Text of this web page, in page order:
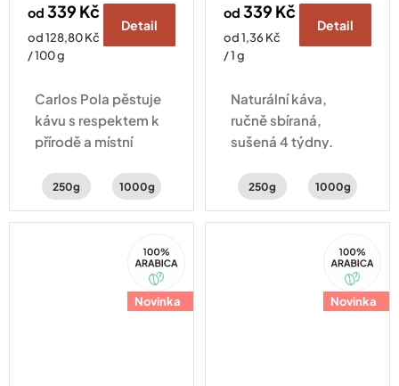
od 339 Kč
Měrná
cena:
od 128,80 Kč
/ 100 g
Detail
Carlos Pola pěstuje
kávu s respektem k
přírodě a místní
z pohoří Apaneca se
v ní bylinky, med a
250g 1000g
od 339 Kč
Měrná
cena:
od 1,36 Kč
/ 1 g
Detail
Naturální káva,
ručně sbíraná,
sušená 4 týdny.
citrusů, čokolády a
250g 1000g
Novinka
Arabica
Novinka
Arabica